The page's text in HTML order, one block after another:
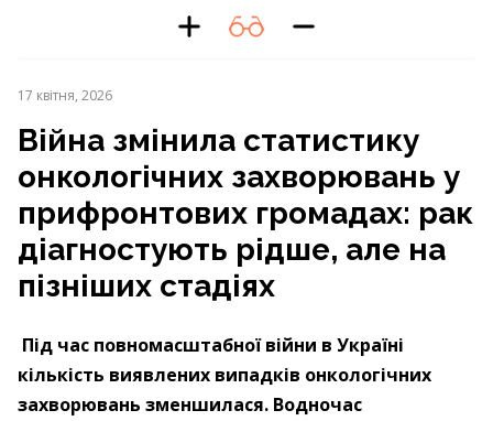
17 квітня, 2026
Війна змінила статистику
онкологічних захворювань у
прифронтових громадах: рак
діагностують рідше, але на
пізніших стадіях
Під час повномасштабної війни в Україні
кількість виявлених випадків онкологічних
захворювань зменшилася. Водночас